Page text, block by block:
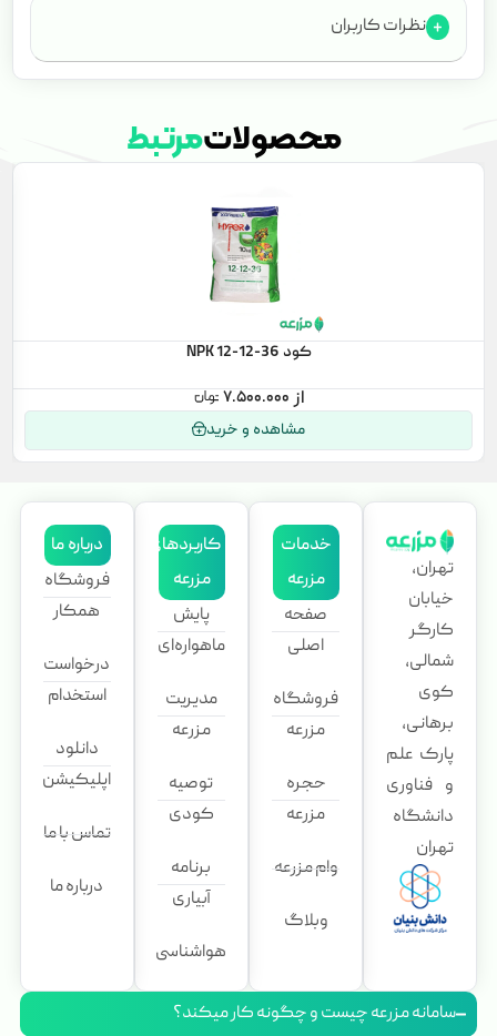
نظرات کاربران
محصولاتمرتبط
کود NPK 12-12-36
۷.۵۰۰.۰۰۰
مشاهده و خرید
تهران،
خیابان
کارگر
شمالی،
کوی
برهانی،
پارک علم
و فناوری
دانشگاه
تهران
خدمات
مزرعه
صفحه
اصلی
فروشگاه
مزرعه
حجره
مزرعه
وام مزرعه
وبلاگ
کاربردهای
مزرعه
پایش
ماهواره‌ای
مدیریت
مزرعه
توصیه
کودی
برنامه
آبیاری
هواشناسی
درباره ما
فروشگاه
همکار
درخواست
استخدام
دانلود
اپلیکیشن
تماس با ما
درباره ما
سامانه مزرعه چیست و چگونه کار میکند؟